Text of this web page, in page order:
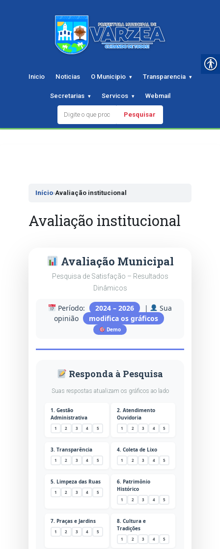
Inicio Noticias O Municipio Transparencia
Secretarias Servicos Webmail
Pesquisar
Início›Avaliação institucional
Avaliação institucional
Avaliação Municipal
Pesquisa de Satisfação – Resultados
Dinâmicos
Período: 2024 – 2026 |
Sua
opinião
modifica os gráficos
Demo
Responda à Pesquisa
Suas respostas atualizam os gráficos ao lado
1. Gestão
Administrativa
1 2 3 4 5
2. Atendimento
Ouvidoria
1 2 3 4 5
3. Transparência
1 2 3 4 5
4. Coleta de Lixo
1 2 3 4 5
5. Limpeza das Ruas
1 2 3 4 5
6. Patrimônio
Histórico
1 2 3 4 5
7. Praças e Jardins
1 2 3 4 5
8. Cultura e
Tradições
1 2 3 4 5